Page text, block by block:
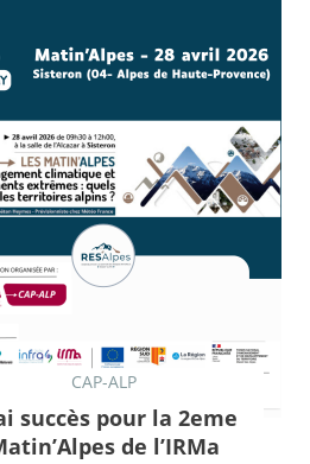
CAP-ALP
succès pour la 2eme
de l’IRMa